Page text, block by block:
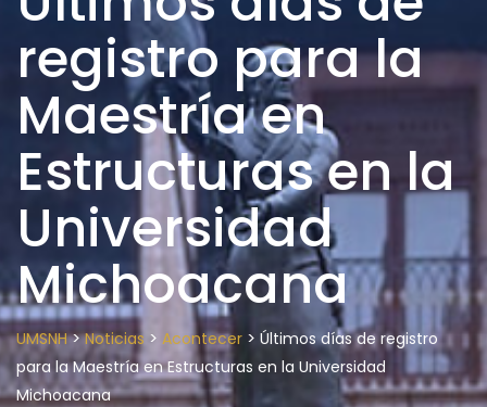
registro para la
Maestría en
Estructuras en la
Universidad
Michoacana
UMSNH>Noticias > Acontecer > Últimos días de registro
para la Maestría en Estructuras en la Universidad
Michoacana